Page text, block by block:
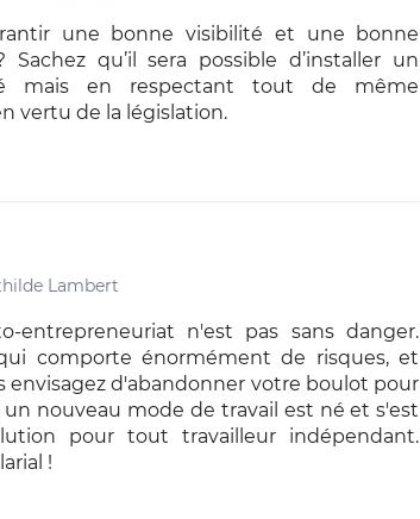
une bonne visibilité et une bonne
qu’il sera possible d’installer un
mais en respectant tout de même
vertu de la législation.
Lambert
entrepreneuriat n'est pas sans danger.
comporte énormément de risques, et
envisagez d'abandonner votre boulot pour
un nouveau mode de travail est né et s'est
pour tout travailleur indépendant.
!